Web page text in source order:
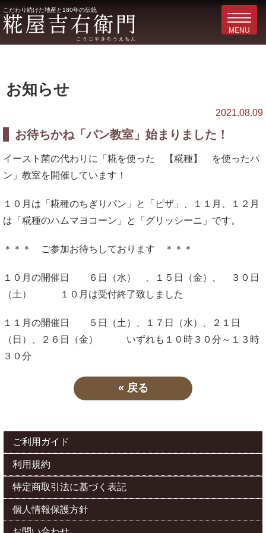
こだわり続けた地産と180年の伝統
お知らせ
2021.08.09
お待ちかね「パン教室」始まりました！
イースト菌の代わりに「糀を使った 【糀種】 を使ったパ
ン」教室を開催しています！
１０月は「糀種のちぎりパン」と「ピザ」、１１月、１２月
は「糀種のハムマヨコーン」と「グリッシーニ」です。
＊＊＊ ご参加お待ちしております ＊＊＊
１０月の開催日 ６日（水） 、１５日（金）、 ３０日
（土） １０月は受付終了致しました
１１月の開催日 ５日（土）、１７日（水）、２１日
（日）、２６日（金） いずれも１０時３０分～１３時
３０分
« 戻る
ご利用ガイド
利用規約
特定商取引法に基づく表記
個人情報保護方針